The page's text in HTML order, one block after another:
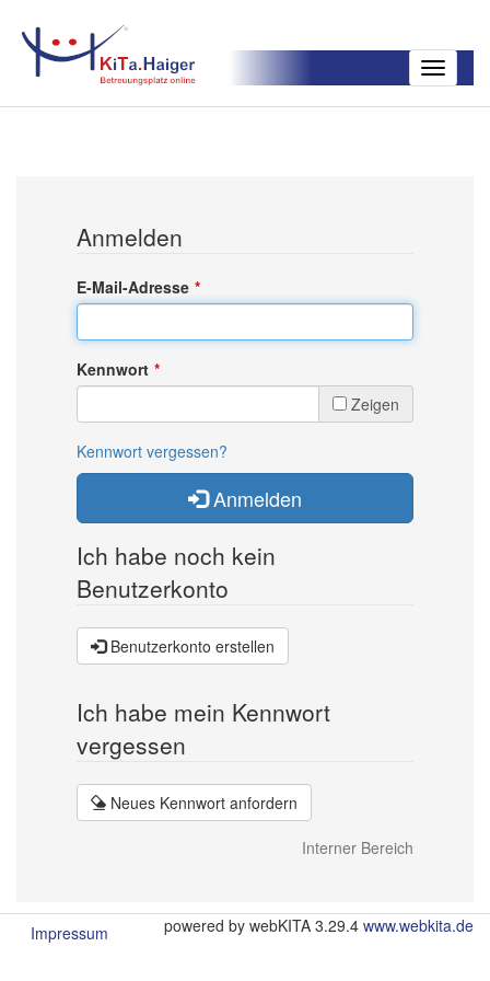
Toggle
Anmelden
E-Mail-Adresse
Kennwort
Zeigen
Kennwort vergessen?
Anmelden
Ich habe noch kein
Benutzerkonto
Benutzerkonto erstellen
Ich habe mein Kennwort
vergessen
Neues Kennwort anfordern
Interner Bereich
Impressum powered by webKITA 3.29.4 www.webkita.de